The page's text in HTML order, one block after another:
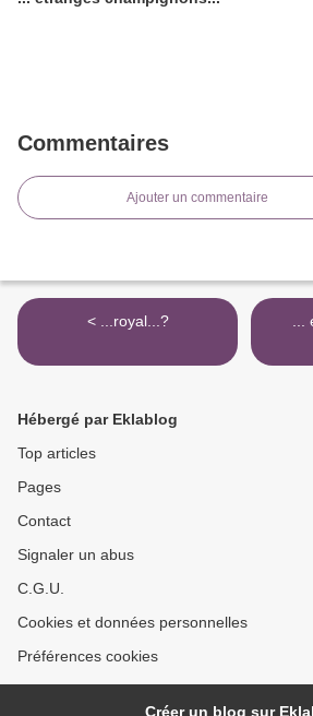
Commentaires
Ajouter un commentaire
< ...royal...?
Hébergé par Eklablog
Top articles
Pages
Contact
Signaler un abus
C.G.U.
Cookies et données personnelles
Préférences cookies
Créer un blog sur